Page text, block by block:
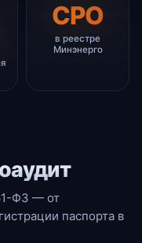
СРО
в реестре
Минэнерго
ФЗ — от
паспорта в